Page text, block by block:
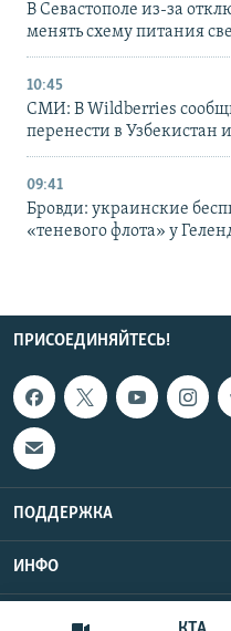
В Севастополе из-за
менять схему питания
10:45
СМИ: В Wildberries
перенести в Узбекистан
09:41
Бровди: украинские
«теневого флота» у
ПРИСОЕДИНЯЙТЕСЬ!
ПОДДЕРЖКА
ИНФО
Copyright
UTC+3